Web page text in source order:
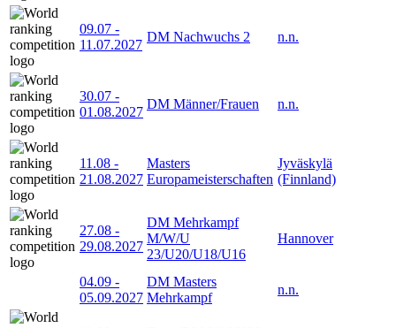
09.07 -
11.07.2027
DM Nachwuchs 2 n.n.
30.07 -
01.08.2027
DM Männer/Frauen n.n.
11.08 -
21.08.2027
Masters
Europameisterschaften
Jyväskylä
(Finnland)
27.08 -
29.08.2027
DM Mehrkampf
M/W/U
23/U20/U18/U16
Hannover
04.09 -
05.09.2027
DM Masters
Mehrkampf
n.n.